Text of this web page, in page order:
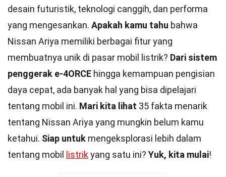
desain futuristik, teknologi canggih, dan performa
yang mengesankan. Apakah kamu tahu bahwa
Nissan Ariya memiliki berbagai fitur yang
membuatnya unik di pasar mobil listrik? Dari sistem
penggerak e-4ORCE hingga kemampuan pengisian
daya cepat, ada banyak hal yang bisa dipelajari
tentang mobil ini. Mari kita lihat 35 fakta menarik
tentang Nissan Ariya yang mungkin belum kamu
ketahui. Siap untuk mengeksplorasi lebih dalam
tentang mobil
listrikyang satu ini? Yuk, kita mulai!